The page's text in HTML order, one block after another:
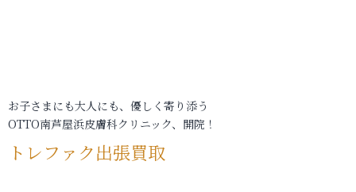
お子さまにも大人にも、優しく寄り添う
OTTO南芦屋浜皮膚科クリニック、開院！
トレファク出張買取